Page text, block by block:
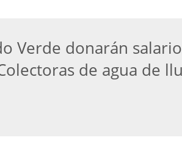
Verde donarán salario
de agua de